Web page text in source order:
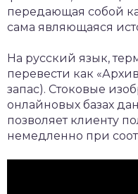
передающая собой
сама являющаяся
На русский язык,
перевести как
запас). Стоковые
онлайновых базах
позволяет клиенту
немедленно при